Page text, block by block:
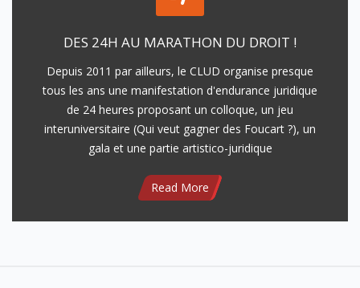
DES 24H AU MARATHON DU DROIT !
Depuis 2011 par ailleurs, le CLUD organise presque
tous les ans une manifestation d'endurance juridique
de 24 heures proposant un colloque, un jeu
interuniversitaire (Qui veut gagner des Foucart ?), un
gala et une partie artistico-juridique
Read More